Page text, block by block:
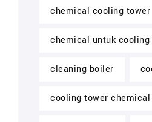
chemical cooling tower
chemical untuk
cleaning boiler
cooling tower